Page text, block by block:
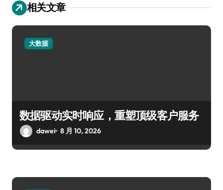
相关文章
大数据
数据驱动实时响应，重塑顶级客户服务
dawei 8 月 10, 2026